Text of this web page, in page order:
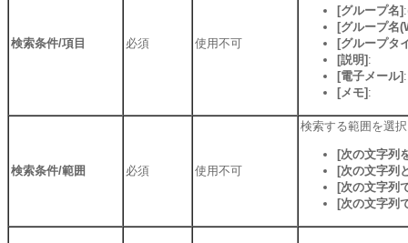
検索条件/項目 必須 使用不可
[グループ名]
[グループ名
[グループタ
[説明] :
[電子メール] :
[メモ] :
検索条件/範囲 必須 使用不可
検索する範囲を選
[次の文字列
[次の文字列
[次の文字列
[次の文字列